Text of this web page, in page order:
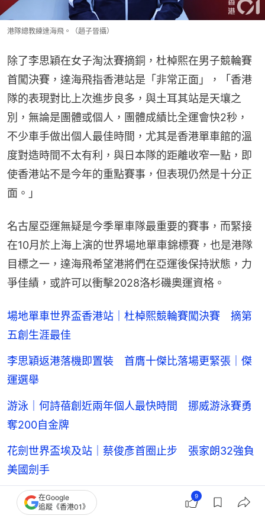
港隊總教練達海飛。（趙子晉攝）
除了李思穎在女子淘汰賽摘銅，杜棹熙在男子競輪賽
首闖決賽，達海飛指香港站是「非常正面」，「香港
隊的表現對比上次進步良多，與土耳其站是天壤之
別，無論是團體或個人，團體成績比全運會快2秒，
不少車手做出個人最佳時間，尤其是香港單車館的溫
度對造時間不太有利，與日本隊的距離收窄一點，即
使香港站不是今年的重點賽事，但表現仍然是十分正
面。」
名古屋亞運無疑是今季單車隊最重要的賽事，而緊接
在10月於上海上演的世界場地單車錦標賽，也是港隊
目標之一，達海飛希望港將們在亞運後保持狀態，力
爭佳績，或許可以衝擊2028洛杉磯奧運資格。
場地單車世界盃香港站｜杜棹熙競輪賽闖決賽 摘第
五創生涯最佳
李思穎返港落機即置裝 首膺十傑比落場更緊張｜傑
運選舉
游泳｜何詩蓓創近兩年個人最快時間 挪威游泳賽勇
奪200自金牌
花劍世界盃埃及站｜蔡俊彥首圈止步 張家朗32強負
美國劍手
WTT捷克支線賽｜陳顥樺姚鈞濤男雙奪冠 三局橫掃
斯洛伐克組合
在Google
追蹤《香港01》
9